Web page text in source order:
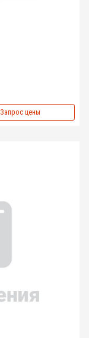
Запрос цены